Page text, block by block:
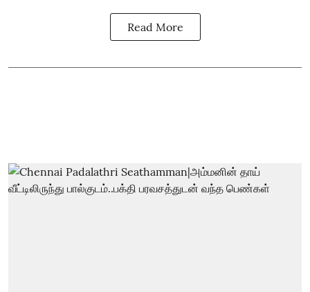
Read More